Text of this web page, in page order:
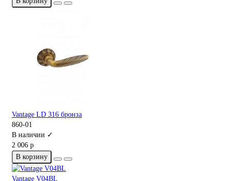
Vantage LD 316 бронза
860-01
В наличии ✓
2 006 р
В корзину
Vantage V04BL